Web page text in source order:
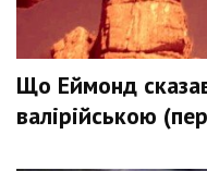
Що Еймонд
валірійською